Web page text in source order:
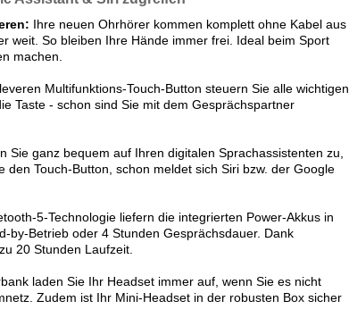
Ihre neuen Ohrhörer kommen komplett ohne Kabel aus
weit. So bleiben Ihre Hände immer frei. Ideal beim Sport
machen.
Multifunktions-Touch-Button steuern Sie alle wichtigen
Taste - schon sind Sie mit dem Gesprächspartner
Sie ganz bequem auf Ihren digitalen Sprachassistenten zu,
Touch-Button, schon meldet sich Siri bzw. der Google
5-Technologie liefern die integrierten Power-Akkus in
by-Betrieb oder 4 Stunden Gesprächsdauer. Dank
20 Stunden Laufzeit.
laden Sie Ihr Headset immer auf, wenn Sie es nicht
Zudem ist Ihr Mini-Headset in der robusten Box sicher